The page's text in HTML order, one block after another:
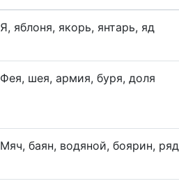
Я, яблоня, якорь, янтарь, яд
Фея, шея, армия, буря, доля
Мяч, баян, водяной, боярин, ряд